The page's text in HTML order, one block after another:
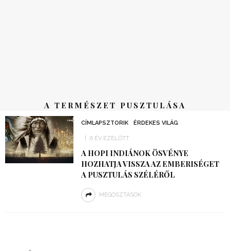
A TERMÉSZET PUSZTULÁSA
CÍMLAPSZTORIK ÉRDEKES VILÁG
6 ÉV EZELŐTT
A HOPI INDIÁNOK ÖSVÉNYE
HOZHATJA VISSZA AZ EMBERISÉGET
A PUSZTULÁS SZÉLÉRŐL
MEGOSZTÁSOK